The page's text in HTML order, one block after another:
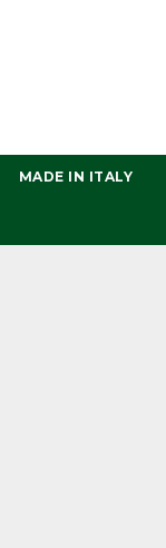
MADE IN ITALY